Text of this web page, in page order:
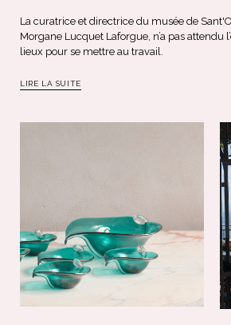
La curatrice et directrice du musée de
Morgane Lucquet Laforgue, n’a pas attendu
lieux pour se mettre au travail.
LIRE LA SUITE